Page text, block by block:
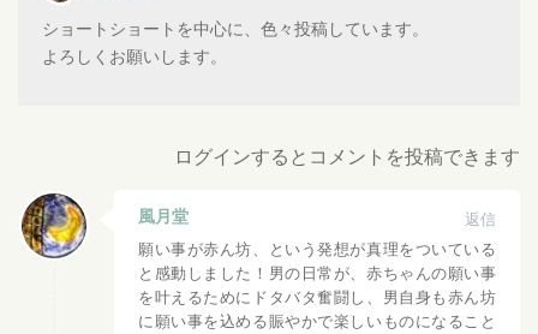
ショートショートを中心に、色々投稿しています。
よろしくお願いします。
ログインするとコメントを投稿できます
風月堂
返信
願い事が赤ん坊、という発想が真理をついている
と感動しました！男の日常が、赤ちゃんの願い事
を叶えるためにドタバタ奮闘し、男自身も赤ん坊
に願い事を込める賑やかで楽しいものになること